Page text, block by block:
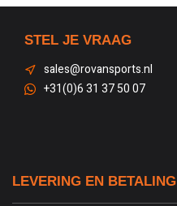
STEL JE VRAAG
sales@rovansports.nl
+31(0)6 31 37 50 07
LEVERING EN BETALING